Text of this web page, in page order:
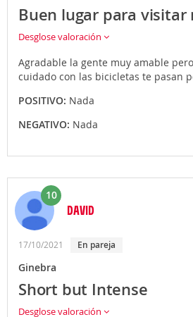
Buen lugar para visitar
Desglose valoración
Agradable la gente muy amable
cuidado con las bicicletas te pasan
POSITIVO: Nada
NEGATIVO: Nada
10
DAVID
17/10/2021 En pareja
Ginebra
Short but Intense
Desglose valoración